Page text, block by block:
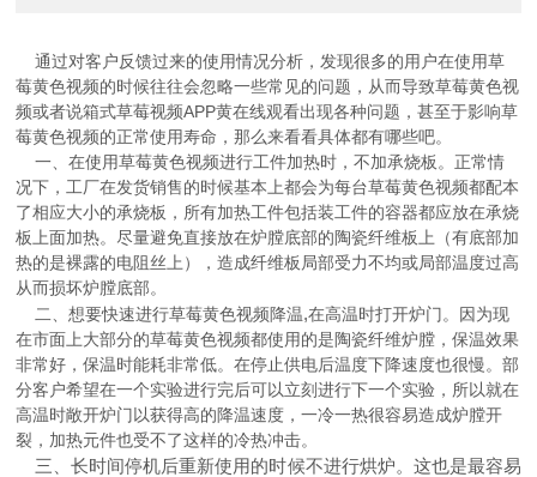
通过对客户反馈过来的使用情况分析，发现很多的用户在使用草
莓黄色视频的时候往往会忽略一些常见的问题，从而导致草莓黄色视
频或者说箱式草莓视频APP黄在线观看出现各种问题，甚至于影响草
莓黄色视频的正常使用寿命，那么来看看具体都有哪些吧。
一、在使用草莓黄色视频进行工件加热时，不加承烧板。正常情
况下，工厂在发货销售的时候基本上都会为每台草莓黄色视频都配本
了相应大小的承烧板，所有加热工件包括装工件的容器都应放在承烧
板上面加热。尽量避免直接放在炉膛底部的陶瓷纤维板上（有底部加
热的是裸露的电阻丝上），造成纤维板局部受力不均或局部温度过高
从而损坏炉膛底部。
二、想要快速进行草莓黄色视频降温,在高温时打开炉门。因为现
在市面上大部分的草莓黄色视频都使用的是陶瓷纤维炉膛，保温效果
非常好，保温时能耗非常低。在停止供电后温度下降速度也很慢。部
分客户希望在一个实验进行完后可以立刻进行下一个实验，所以就在
高温时敞开炉门以获得高的降温速度，一冷一热很容易造成炉膛开
裂，加热元件也受不了这样的冷热冲击。
三、长时间停机后重新使用的时候不进行烘炉。这也是最容易